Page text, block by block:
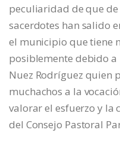
peculiaridad de que de
sacerdotes han salido
el municipio que tiene
posiblemente debido a
Nuez Rodríguez quien
muchachos a la
valorar el esfuerzo y la
del Consejo Pastoral